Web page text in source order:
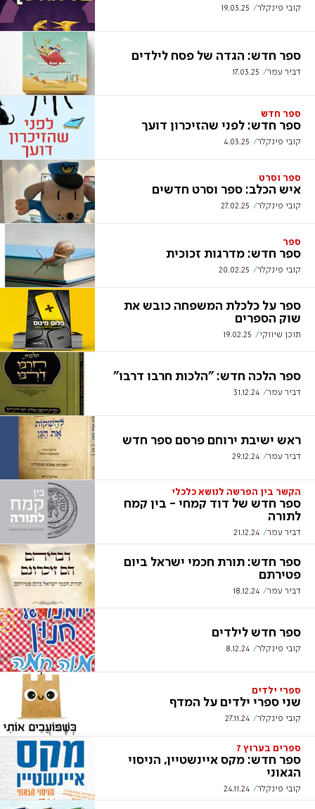
קובי פינקלר 19.03.25
ספר חדש: הגדה של פסח לילדים
דביר עמר 17.03.25
ספר חדש
ספר חדש: לפני שהזיכרון דועך
קובי פינקלר 4.03.25
ספר וסרט
איש הכלב: ספר וסרט חדשים
קובי פינקלר 27.02.25
ספר
ספר חדש: מדרגות זכוכית
קובי פינקלר 20.02.25
ספר על כלכלת המשפחה כובש את
שוק הספרים
תוכן שיווקי 19.02.25
ספר הלכה חדש: "הלכות חרבו דרבו"
דביר עמר 31.12.24
ראש ישיבת ירוחם פרסם ספר חדש
דביר עמר 29.12.24
הקשר בין הפרשה לנושא כלכלי
ספר חדש של דוד קמחי - בין קמח
לתורה
דביר עמר 21.12.24
ספר חדש: תורת חכמי ישראל ביום
פטירתם
דביר עמר 18.12.24
ספר חדש לילדים
קובי פינקלר 8.12.24
ספרי ילדים
שני ספרי ילדים על המדף
קובי פינקלר 27.11.24
ספרים בערוץ 7
ספר חדש: מקס איינשטיין, הניסוי
הגאוני
קובי פינקלר 24.11.24